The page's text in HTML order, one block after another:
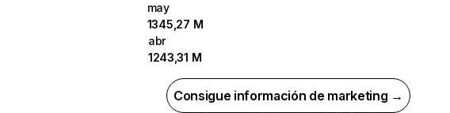
may
1345,27 M
abr
1243,31 M
Consigue información de marketing →